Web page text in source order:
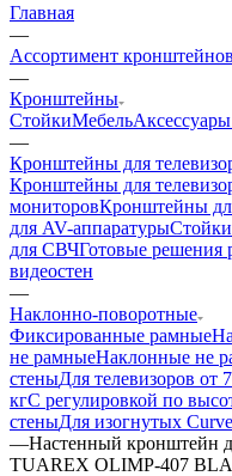
Главная
—
Ассортимент кронштейнов
—
Кронштейны
СтойкиМебель
—
Кронштейны для
Кронштейны для
мониторовКронштейны
для AV-аппаратуры
для СВЧГотовые решения
видеостен
—
Наклонно-поворотные
Фиксированные рамные
не рамныеНаклонные не
стеныДля телевизоров от
кгС регулировкой по
стеныДля изогнутых
—Настенный кронштейн
TUAREX OLIMP-407